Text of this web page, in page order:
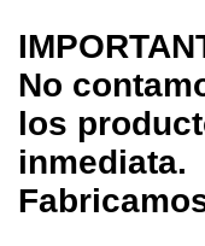
No
los
inmediata.